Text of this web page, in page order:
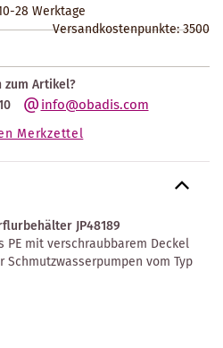
28 Werktage
Versandkostenpunkte:3500
zum Artikel?
info@obadis.com
Merkzettel
JP48189
PE mit verschraubbarem Deckel
Schmutzwasserpumpen vom Typ